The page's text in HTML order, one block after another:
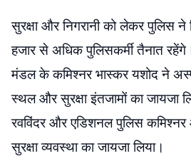
सुरक्षा और निगरानी को लेकर पुलिस
हजार से अधिक पुलिसकर्मी तैनात
मंडल के कमिश्नर भास्कर यशोद ने
स्थल और सुरक्षा इंतजामों का जायजा
रवविंदर और एडिशनल पुलिस कमिश्नर
सुरक्षा व्यवस्था का जायजा लिया।